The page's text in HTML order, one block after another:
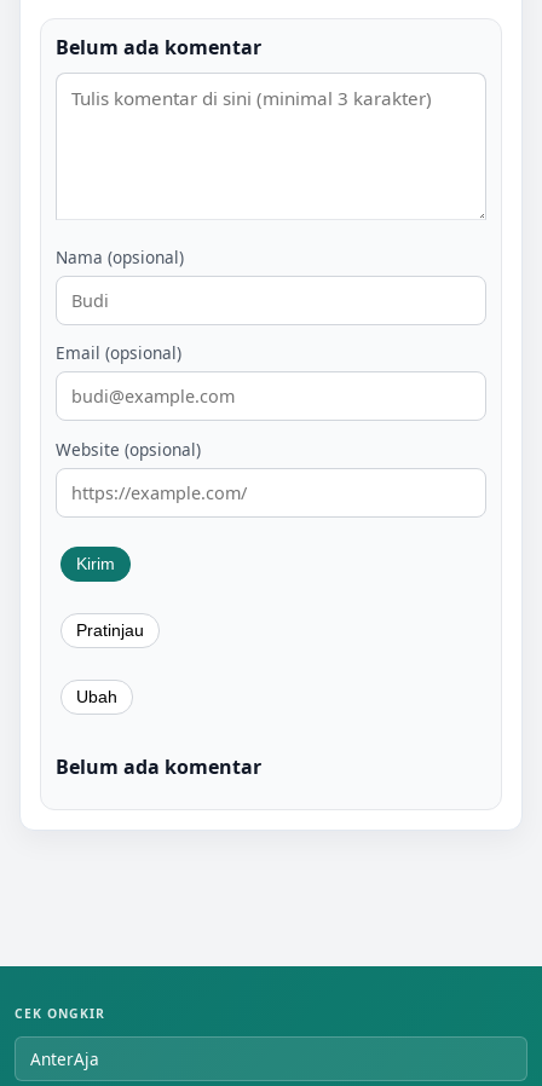
Belum ada komentar
Nama (opsional)
Email (opsional)
Website (opsional)
Belum ada komentar
CEK ONGKIR
AnterAja